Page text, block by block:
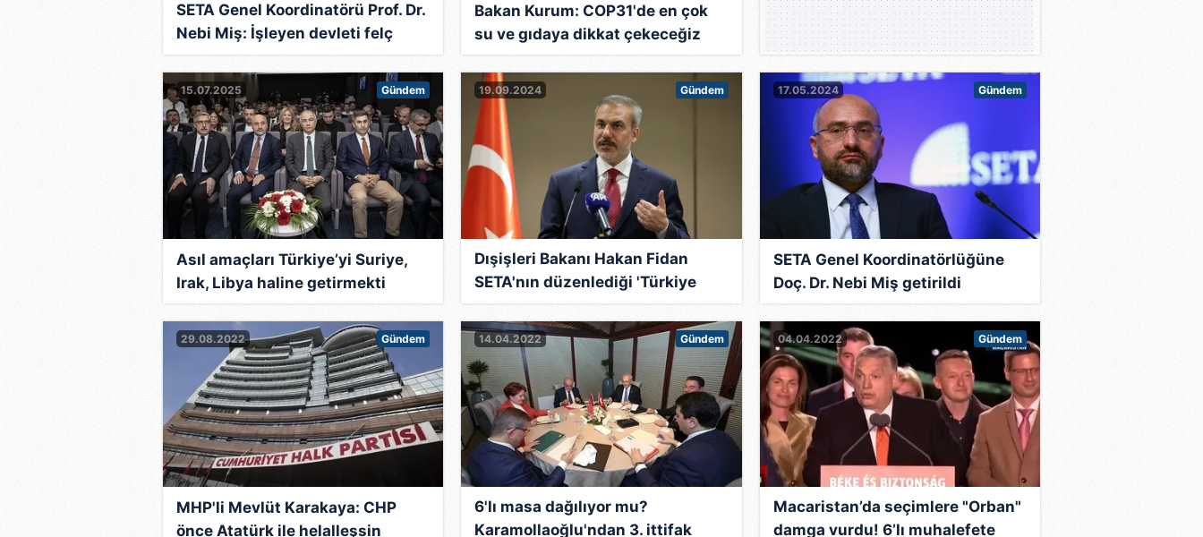
SETA Genel Koordinatörü Prof. Dr.
Nebi Miş: İşleyen devleti felç
edeceklerdi
Bakan Kurum: COP31'de en çok
su ve gıdaya dikkat çekeceğiz
15.07.2025 Gündem
Asıl amaçları Türkiye’yi Suriye,
Irak, Libya haline getirmekti
19.09.2024 Gündem
Dışişleri Bakanı Hakan Fidan
SETA'nın düzenlediği 'Türkiye
Yüzyılı'nda Türk Dış Politikası'
programına katılacak
17.05.2024 Gündem
SETA Genel Koordinatörlüğüne
Doç. Dr. Nebi Miş getirildi
29.08.2022 Gündem
MHP'li Mevlüt Karakaya: CHP
önce Atatürk ile helalleşsin
14.04.2022 Gündem
6'lı masa dağılıyor mu?
Karamollaoğlu'ndan 3. ittifak
04.04.2022 Gündem
Macaristan’da seçimlere "Orban"
damga vurdu! 6’lı muhalefete